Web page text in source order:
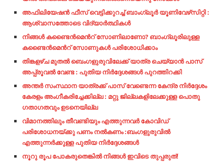
അഫിലിയേഷൻ ഫീസ് വെട്ടിക്കുറച്ച് ബാംഗ്ലൂർ യൂണിവേഴ്‌സിറ്റി :
ആശ്വാസത്തോടെ വിദ്യാർത്ഥികൾ
നിങ്ങൾ കണ്ടൈൻമെൻറ് സോണിലാണോ? ബാംഗ്ലൂരിലുള്ള
കണ്ടൈൻമെൻറ് സോണുകൾ പരിശോധിക്കാം
തിങ്കളഴ്ച മുതൽ ബെംഗളുരുവിലേക്ക് യാത്ര ചെയ്യാൻ പാസ്
അപ്പ്രൂവൽ വേണ്ട : പുതിയ നിർദ്ദേശങ്ങൾ പുറത്തിറക്കി
അന്തര്‍ സംസ്ഥാന യാത്രക്ക് പാസ് വേണ്ടെന്ന കേന്ദ്ര നിര്‍ദ്ദേശം
കേരളം അംഗീകരിച്ചേക്കില്ല : മറ്റു ജില്ലകളിലേക്കുള്ള പൊതു
ഗതാഗതവും ഉടനെയില്ല
വിമാനത്തിലും തീവണ്ടിയും എത്തുന്നവർ കോവിഡ്
പരിശോധനയ്ക്കു പണം നൽകണം :ബംഗളുരുവിൽ
എത്തുന്നർക്കുള്ള പുതിയ നിർദ്ദേശങ്ങൾ
നൂറു രൂപ പോകരുതെങ്കിൽ നിങ്ങൾ ഇവിടെ തുപ്പരുത്!